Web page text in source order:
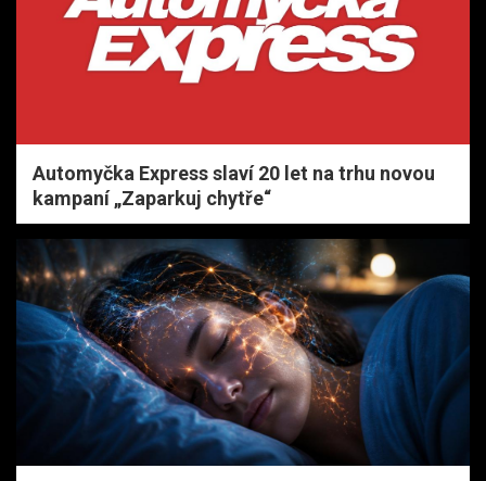
Automyčka Express slaví 20 let na trhu novou
kampaní „Zaparkuj chytře“